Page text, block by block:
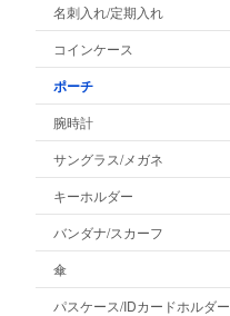
名刺入れ/定期入れ
コインケース
ポーチ
腕時計
サングラス/メガネ
キーホルダー
バンダナ/スカーフ
傘
パスケース/IDカードホルダー